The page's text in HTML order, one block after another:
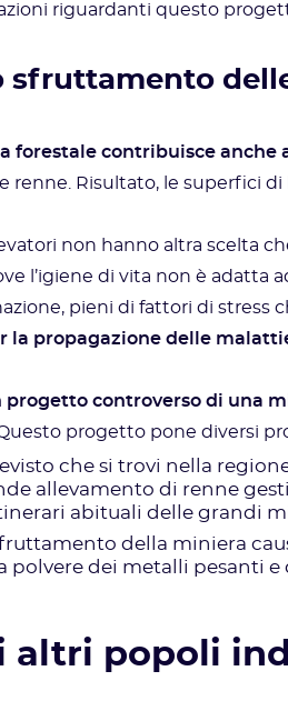
riguardanti questo
sfruttamento
forestale contribuisce anche
renne. Risultato, le superfici di
non hanno altra scelta
l’igiene di vita non è adatta
pieni di fattori di stress
la propagazione delle
progetto controverso di una
Questo progetto pone diversi
che si trovi nella
allevamento di renne
abituali delle grandi
della miniera
polvere dei metalli pesanti e
altri popoli